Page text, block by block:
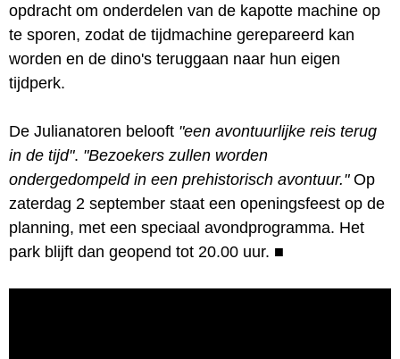
opdracht om onderdelen van de kapotte machine op
te sporen, zodat de tijdmachine gerepareerd kan
worden en de dino's teruggaan naar hun eigen
tijdperk.
De Julianatoren belooft "een avontuurlijke reis terug
in de tijd". "Bezoekers zullen worden
ondergedompeld in een prehistorisch avontuur."Op
zaterdag 2 september staat een openingsfeest op de
planning, met een speciaal avondprogramma. Het
park blijft dan geopend tot 20.00 uur. ■